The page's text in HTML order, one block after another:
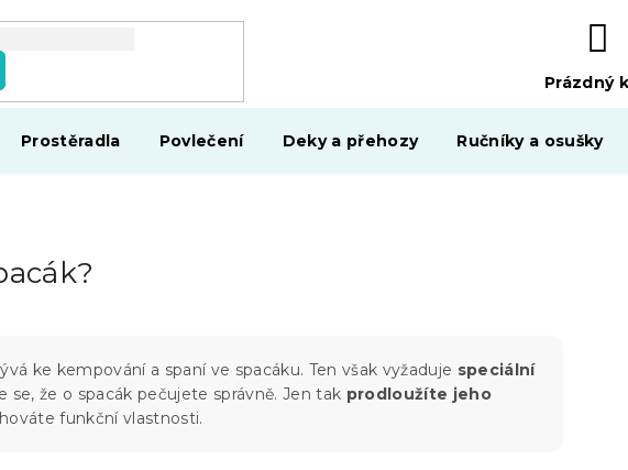
KOŠÍK
Prázdný
Prostěradla Povlečení Deky a přehozy Ručníky a osušky
ke kempování a spaní ve spacáku. Ten však vyžaduje speciální
se, že o spacák pečujete správně. Jen tak prodloužíte jeho
funkční vlastnosti.